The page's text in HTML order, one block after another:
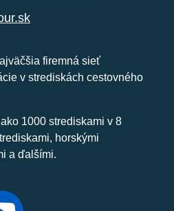
firemná sieť
v strediskách cestovného
1000 strediskami v 8
horskými
a ďalšími.